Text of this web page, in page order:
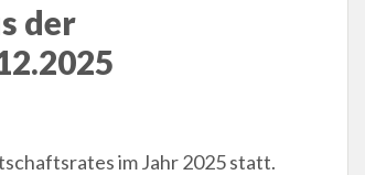
der
im Jahr 2025 statt.